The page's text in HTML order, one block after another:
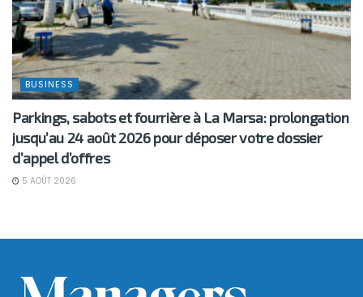
BUSINESS
Parkings, sabots et fourrière à La Marsa: prolongation
jusqu’au 24 août 2026 pour déposer votre dossier
d’appel d’offres
5 AOÛT 2026